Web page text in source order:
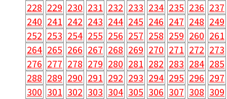
228 229 230 231 232 233 234 235 236 237
240 241 242 243 244 245 246 247 248 249
252 253 254 255 256 257 258 259 260 261
264 265 266 267 268 269 270 271 272 273
276 277 278 279 280 281 282 283 284 285
288 289 290 291 292 293 294 295 296 297
300 301 302 303 304 305 306 307 308 309